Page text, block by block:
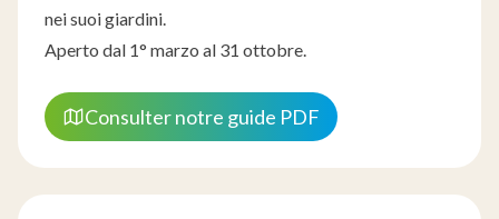
nei suoi giardini.
Aperto dal 1° marzo al 31 ottobre.
Consulter notre guide PDF